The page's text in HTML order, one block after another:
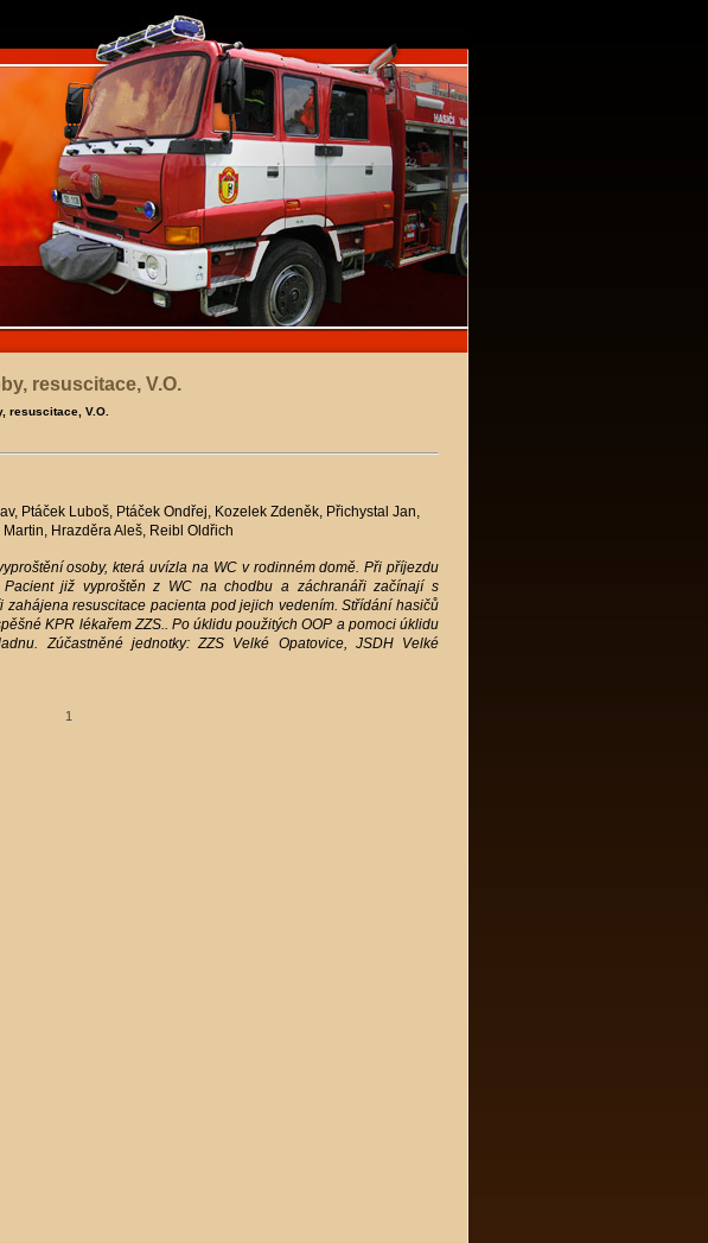
resuscitace, V.O.
resuscitace, V.O.
Ptáček Luboš, Ptáček Ondřej, Kozelek Zdeněk, Přichystal Jan,
Hrazděra Aleš, Reibl Oldřich
osoby, která uvízla na WC v rodinném domě. Při příjezdu
již vyproštěn z WC na chodbu a záchranáři začínají s
resuscitace pacienta pod jejich vedením. Střídání hasičů
KPR lékařem ZZS.. Po úklidu použitých OOP a pomoci úklidu
Zúčastněné jednotky: ZZS Velké Opatovice, JSDH Velké
1